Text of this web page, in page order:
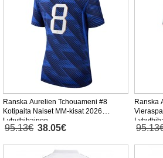
Ranska Aurelien Tchouameni #8
Kotipaita Naiset MM-kisat 2026
Lyhythihainen
95.13€ 38.05€
Ranska